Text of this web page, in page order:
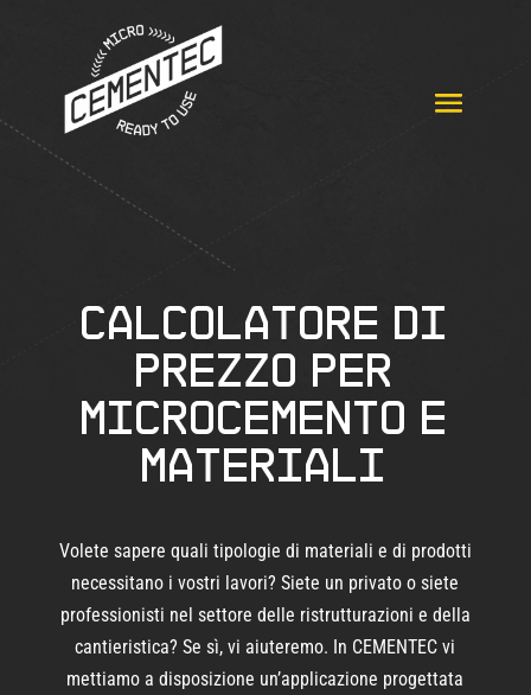
Calcolatore di
prezzo per
microcemento e
materiali
Volete sapere quali tipologie di materiali e di prodotti
necessitano i vostri lavori? Siete un privato o siete
professionisti nel settore delle ristrutturazioni e della
cantieristica? Se sì, vi aiuteremo. In CEMENTEC vi
mettiamo a disposizione un’applicazione progettata